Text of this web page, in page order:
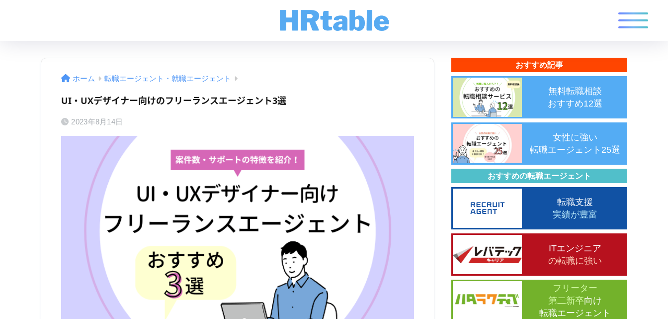
ホーム 転職エージェント・就職エージェント
UI・UXデザイナー向けのフリーランスエージェント3選
2023年8月14日
おすすめ記事
無料転職相談
おすすめ12選
女性に強い
転職エージェント25選
おすすめの転職エージェント
転職支援
実績が豊富
ITエンジニア
の転職に強い
フリーター
第二新卒向け
転職エージェント